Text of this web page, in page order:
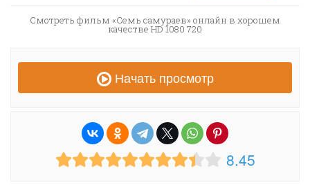
Смотреть фильм «Семь самураев» онлайн в хорошем
качестве HD 1080 720
Начать просмотр
8.45